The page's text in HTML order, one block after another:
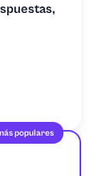
populares